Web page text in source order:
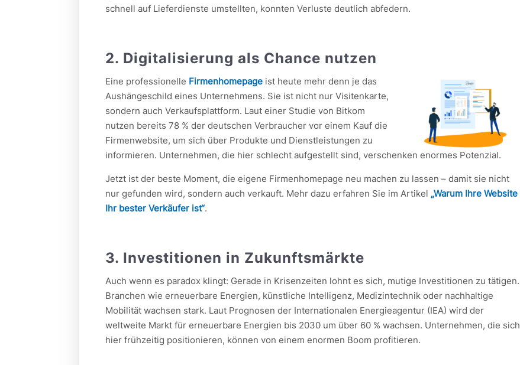
schnell auf Lieferdienste umstellten, konnten Verluste deutlich abfedern.
2. Digitalisierung als Chance nutzen
Eine professionelle Firmenhomepage ist heute mehr denn je das
Aushängeschild eines Unternehmens. Sie ist nicht nur Visitenkarte,
sondern auch Verkaufsplattform. Laut einer Studie von Bitkom
nutzen bereits 78 % der deutschen Verbraucher vor einem Kauf die
Firmenwebsite, um sich über Produkte und Dienstleistungen zu
informieren. Unternehmen, die hier schlecht aufgestellt sind, verschenken enormes Potenzial.
Jetzt ist der beste Moment, die eigene Firmenhomepage neu machen zu lassen – damit sie nicht
nur gefunden wird, sondern auch verkauft. Mehr dazu erfahren Sie im Artikel „Warum Ihre Website
Ihr bester Verkäufer ist“.
3. Investitionen in Zukunftsmärkte
Auch wenn es paradox klingt: Gerade in Krisenzeiten lohnt es sich, mutige Investitionen zu tätigen.
Branchen wie erneuerbare Energien, künstliche Intelligenz, Medizintechnik oder nachhaltige
Mobilität wachsen stark. Laut Prognosen der Internationalen Energieagentur (IEA) wird der
weltweite Markt für erneuerbare Energien bis 2030 um über 60 % wachsen. Unternehmen, die sich
hier frühzeitig positionieren, können von einem enormen Boom profitieren.